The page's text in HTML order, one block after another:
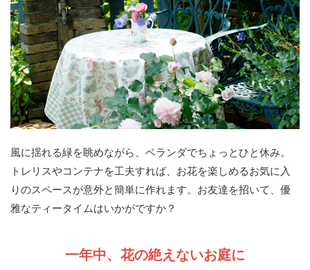
風に揺れる緑を眺めながら、ベランダでちょっとひと休み。
トレリスやコンテナを工夫すれば、お花を楽しめるお気に入
りのスペースが意外と簡単に作れます。お友達を招いて、優
雅なティータイムはいかがですか？
一年中、花の絶えないお庭に